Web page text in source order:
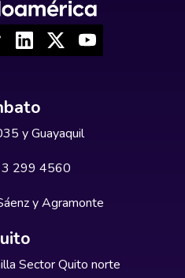
y Guayaquil
299 4560
y Agramonte
Sector Quito norte